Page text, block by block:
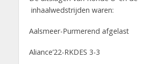
inhaalwedstrijden waren:
Aalsmeer-Purmerend afgelast
Aliance’22-RKDES 3-3